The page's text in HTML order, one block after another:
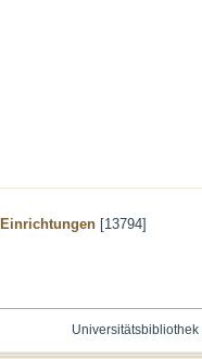
[13794]
Universitätsbibliothek|